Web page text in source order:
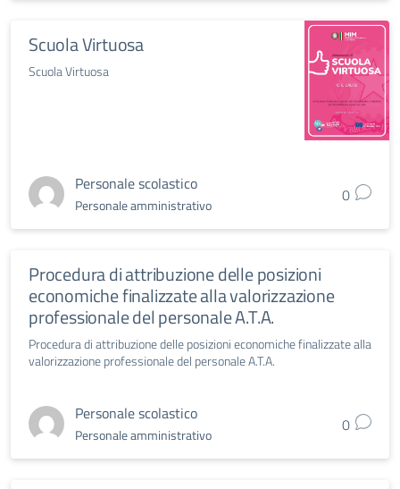
Scuola Virtuosa
Scuola Virtuosa
Personale scolastico
Personale amministrativo 0
Procedura di attribuzione delle posizioni
economiche finalizzate alla valorizzazione
professionale del personale A.T.A.
Procedura di attribuzione delle posizioni economiche finalizzate alla
valorizzazione professionale del personale A.T.A.
Personale scolastico
Personale amministrativo 0